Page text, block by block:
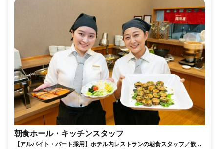
朝食ホール・キッチンスタッフ
【アルバイト・パート採用】ホテル内レストランの朝食スタッフ／飲食